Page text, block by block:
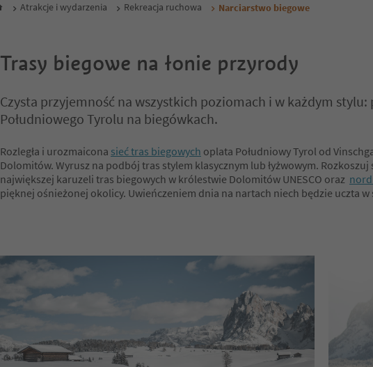
Atrakcje i wydarzenia Rekreacja ruchowa Narciarstwo biegowe
Trasy biegowe na łonie przyrody
Czysta przyjemność na wszystkich poziomach i w każdym
Południowego Tyrolu na biegówkach.
Rozległa i urozmaicona sieć tras biegowych oplata Południowy Tyrol od
Dolomitów. Wyrusz na podbój tras stylem klasycznym lub łyżwowym.
największej karuzeli tras biegowych w królestwie Dolomitów UNESCO oraz
pięknej ośnieżonej okolicy. Uwieńczeniem dnia na nartach niech będzie uczta